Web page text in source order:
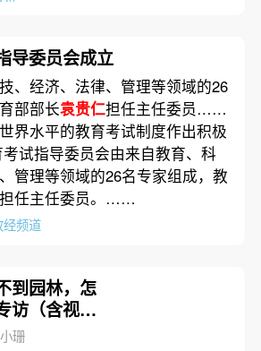
导委员会成立
、经济、法律、管理等领域的26
部部长袁贵仁担任主任委员……
界水平的教育考试制度作出积极
试指导委员会由来自教育、科
管理等领域的26名专家组成，教
任主任委员。……
经频道
到园林，怎
访（含视
珊